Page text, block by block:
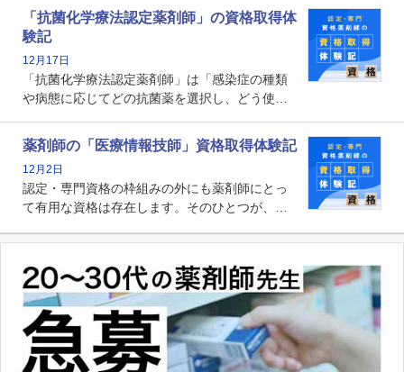
関する資格として、2009年に発足しました。薬
剤師の専門性を活かして高度化するがん医療に
貢献する姿は、今も病院薬剤師にとって一目置
かれる存在です。
「抗菌化学療法認定薬剤師」の資格取得体
験記
12月17日
「抗菌化学療法認定薬剤師」は「感染症の種類
や病態に応じてどの抗菌薬を選択し、どう使っ
る薬剤師です。現在、感染防止対策加算の施設
基準に専任の薬剤師配置が挙げられており、今
後は感染症領域で薬剤師に、より多くの役割が
求められる可能性もあります。
薬剤師の「医療情報技師」資格取得体験記
12月2日
認定・専門資格の枠組みの外にも薬剤師にとっ
て有用な資格は存在します。そのひとつが、
査データ、投薬歴など非常に多岐にわたる医療
データを利活用し、またシステム管理できるこ
とは、病院薬剤師を中心に大きな武器になりま
す。